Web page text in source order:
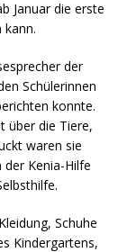
Januar die erste
kann.
der
Schülerinnen
konnte.
über die Tiere,
waren sie
Kenia-Hilfe
Schuhe
Kindergartens,